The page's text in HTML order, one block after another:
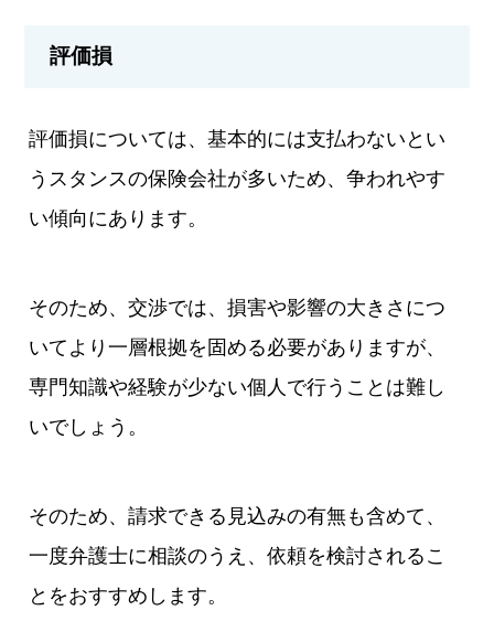
評価損
評価損については、基本的には支払わないとい
うスタンスの保険会社が多いため、争われやす
い傾向にあります。
そのため、交渉では、損害や影響の大きさにつ
いてより一層根拠を固める必要がありますが、
専門知識や経験が少ない個人で行うことは難し
いでしょう。
そのため、請求できる見込みの有無も含めて、
一度弁護士に相談のうえ、依頼を検討されるこ
とをおすすめします。